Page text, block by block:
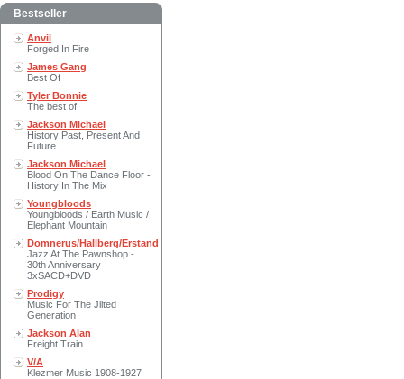
Bestseller
Anvil
Forged In Fire
James Gang
Best Of
Tyler Bonnie
The best of
Jackson Michael
History Past, Present And
Future
Jackson Michael
Blood On The Dance Floor -
History In The Mix
Youngbloods
Youngbloods / Earth Music /
Elephant Mountain
Domnerus/Hallberg/Erstand
Jazz At The Pawnshop -
30th Anniversary
3xSACD+DVD
Prodigy
Music For The Jilted
Generation
Jackson Alan
Freight Train
V/A
Klezmer Music 1908-1927